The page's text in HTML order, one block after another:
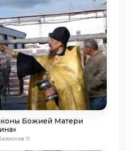
Божией Матери
11